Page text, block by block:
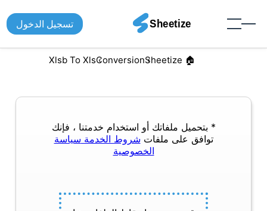
تسجيل الدخول
🏠︎ Sheetize
Conversion
Xlsb To Xls
* بتحميل ملفاتك أو استخدام خدمتنا ، فإنك
توافق على ملفات شروط الخدمة سياسة
الخصوصية